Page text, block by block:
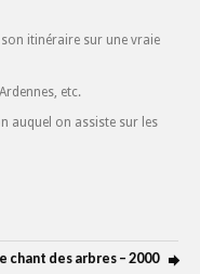
itinéraire sur une vraie
etc.
auquel on assiste sur les
chant des arbres – 2000